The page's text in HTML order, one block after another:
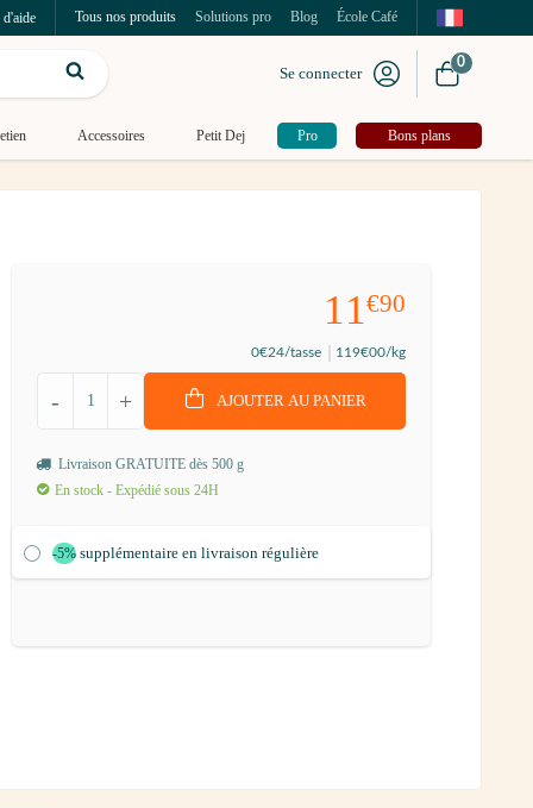
Tous nos produits Solutions pro Blog École Café
Se connecter
0
Accessoires Petit Dej Pro Bons plans
11€90
0€24/tasse 119€00/kg
+
- AJOUTER AU PANIER
Livraison GRATUITE dès 500 g
En stock - Expédié sous 24H
-5% supplémentaire en livraison régulière